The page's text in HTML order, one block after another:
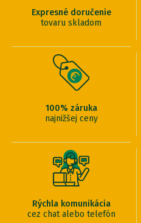
Expresné doručenie
tovaru skladom
100% záruka
najnižšej ceny
Rýchla komunikácia
cez chat alebo telefón